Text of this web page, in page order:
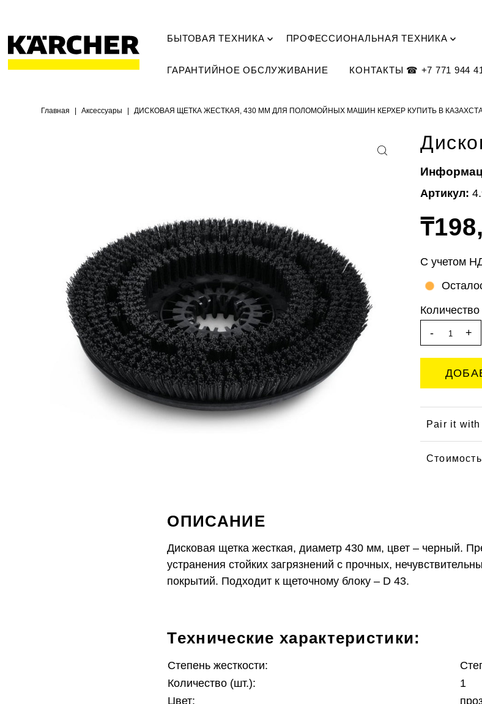
БЫТОВАЯ ТЕХНИКА ПРОФЕССИОНАЛЬНАЯ ТЕХНИКА
ГАРАНТИЙНОЕ ОБСЛУЖИВАНИЕ КОНТАКТЫ ☎ +7 771 944
Главная | Аксессуары | ДИСКОВАЯ ЩЕТКА ЖЕСТКАЯ, 430 ММ ДЛЯ ПОЛОМОЙНЫХ МАШИН КЕРХЕР КУПИТЬ В
Артикул:
С учетом
Количество
-
+
Pair it with
ОПИСАНИЕ
Дисковая щетка жесткая, диаметр 430 мм, цвет – черный.
устранения стойких загрязнений с прочных,
покрытий. Подходит к щеточному блоку – D 43.
Технические характеристики:
Степень жесткости:
Количество (шт.):
1
Цвет: